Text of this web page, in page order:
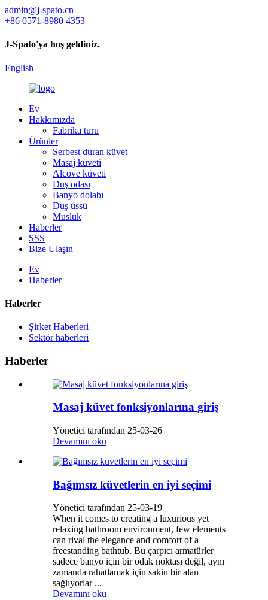
admin@j-spato.cn
+86 0571-8980 4353
J-Spato'ya hoş geldiniz.
English
Ev
Hakkımızda
Fabrika turu
Ürünler
Serbest duran küvet
Masaj küveti
Alcove küveti
Duş odası
Banyo dolabı
Duş üssü
Musluk
Haberler
SSS
Bize Ulaşın
Ev
Haberler
Haberler
Şirket Haberleri
Sektör haberleri
Haberler
Masaj küvet fonksiyonlarına giriş
Yönetici tarafından 25-03-26
Devamını oku
Bağımsız küvetlerin en iyi seçimi
Yönetici tarafından 25-03-19
When it comes to creating a luxurious yet
relaxing bathroom environment, few elements
can rival the elegance and comfort of a
freestanding bathtub. Bu çarpıcı armatürler
sadece banyo için bir odak noktası değil, aynı
zamanda rahatlamak için sakin bir alan
sağlıyorlar ...
Devamını oku